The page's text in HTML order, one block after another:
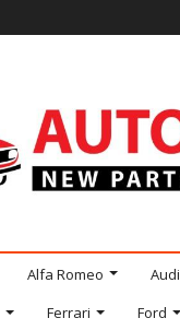
Alfa Romeo Audi
Ferrari Ford